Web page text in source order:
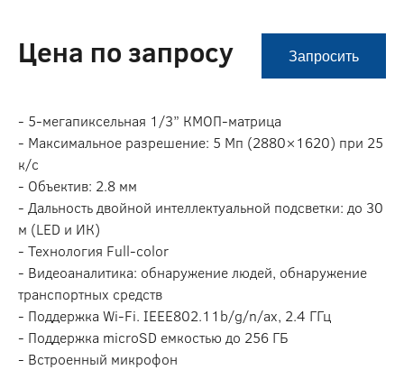
Цена по запросу Запросить
- 5-мегапиксельная 1/3” КМОП-матрица
- Максимальное разрешение: 5 Мп (2880×1620) при 25
к/с
- Объектив: 2.8 мм
- Дальность двойной интеллектуальной подсветки: до 30
м (LED и ИК)
- Технология Full-color
- Видеоаналитика: обнаружение людей, обнаружение
транспортных средств
- Поддержка Wi-Fi. IEEE802.11b/g/n/ax, 2.4 ГГц
- Поддержка microSD емкостью до 256 ГБ
- Встроенный микрофон